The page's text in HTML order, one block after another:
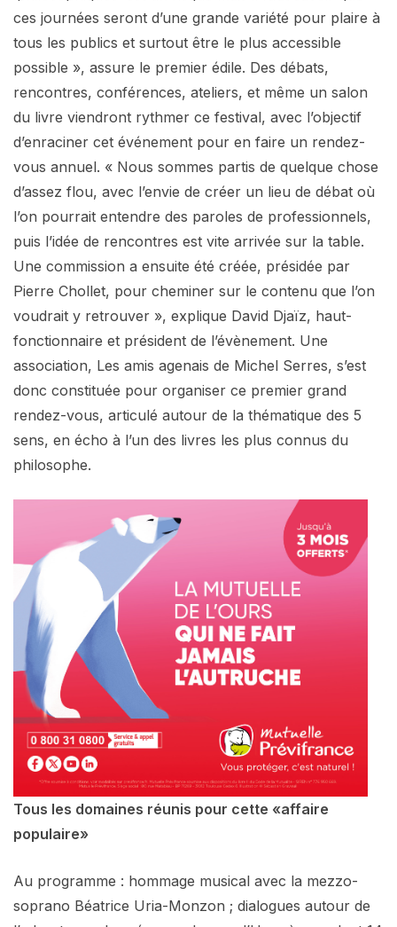
ces journées seront d’une grande variété pour plaire à
tous les publics et surtout être le plus accessible
possible », assure le premier édile. Des débats,
rencontres, conférences, ateliers, et même un salon
du livre viendront rythmer ce festival, avec l’objectif
d’enraciner cet événement pour en faire un rendez-
vous annuel. « Nous sommes partis de quelque chose
d’assez flou, avec l’envie de créer un lieu de débat où
l’on pourrait entendre des paroles de professionnels,
puis l’idée de rencontres est vite arrivée sur la table.
Une commission a ensuite été créée, présidée par
Pierre Chollet, pour cheminer sur le contenu que l’on
voudrait y retrouver », explique David Djaïz, haut-
fonctionnaire et président de l’évènement. Une
association, Les amis agenais de Michel Serres, s’est
donc constituée pour organiser ce premier grand
rendez-vous, articulé autour de la thématique des 5
sens, en écho à l’un des livres les plus connus du
philosophe.
Tous les domaines réunis pour cette «affaire
populaire»
Au programme : hommage musical avec la mezzo-
soprano Béatrice Uria-Monzon ; dialogues autour de